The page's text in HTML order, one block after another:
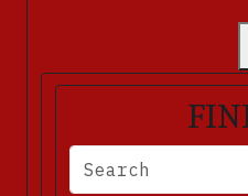
BITTE FÜLLEN SIE DIE